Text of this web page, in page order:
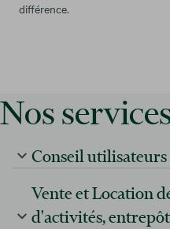
différence.
Nos
Conseil utilisateurs
Vente et Location
d'activités,